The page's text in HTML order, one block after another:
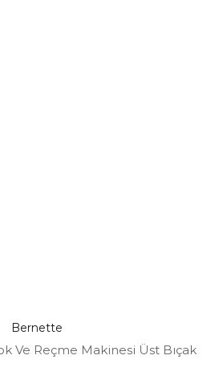
Bernette
Ve Reçme Makinesi Üst Bıçak